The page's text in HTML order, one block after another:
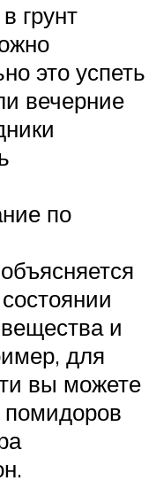
грунт
это успеть
вечерние
по
и
для
вы можете
помидоров